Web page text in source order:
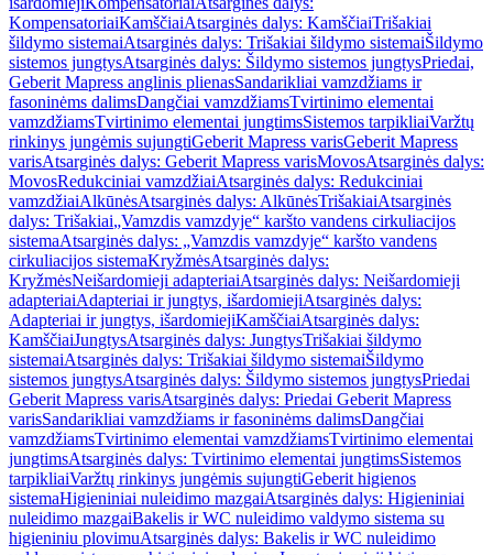
KompensatoriaiKamščiaiAtsarginės dalys: KamščiaiTrišakiai
šildymo sistemaiAtsarginės dalys: Trišakiai šildymo sistemaiŠildymo
sistemos jungtysAtsarginės dalys: Šildymo sistemos jungtysPriedai,
Geberit Mapress anglinis plienasSandarikliai vamzdžiams ir
fasoninėms dalimsDangčiai vamzdžiamsTvirtinimo elementai
vamzdžiamsTvirtinimo elementai jungtimsSistemos tarpikliaiVaržtų
rinkinys jungėmis sujungtiGeberit Mapress varisGeberit Mapress
varisAtsarginės dalys: Geberit Mapress varisMovosAtsarginės dalys:
MovosRedukciniai vamzdžiaiAtsarginės dalys: Redukciniai
vamzdžiaiAlkūnėsAtsarginės dalys: AlkūnėsTrišakiaiAtsarginės
dalys: Trišakiai„Vamzdis vamzdyje“ karšto vandens cirkuliacijos
sistemaAtsarginės dalys: „Vamzdis vamzdyje“ karšto vandens
cirkuliacijos sistemaKryžmėsAtsarginės dalys:
KryžmėsNeišardomieji adapteriaiAtsarginės dalys: Neišardomieji
adapteriaiAdapteriai ir jungtys, išardomiejiAtsarginės dalys:
Adapteriai ir jungtys, išardomiejiKamščiaiAtsarginės dalys:
KamščiaiJungtysAtsarginės dalys: JungtysTrišakiai šildymo
sistemaiAtsarginės dalys: Trišakiai šildymo sistemaiŠildymo
sistemos jungtysAtsarginės dalys: Šildymo sistemos jungtysPriedai
Geberit Mapress varisAtsarginės dalys: Priedai Geberit Mapress
varisSandarikliai vamzdžiams ir fasoninėms dalimsDangčiai
vamzdžiamsTvirtinimo elementai vamzdžiamsTvirtinimo elementai
jungtimsAtsarginės dalys: Tvirtinimo elementai jungtimsSistemos
tarpikliaiVaržtų rinkinys jungėmis sujungtiGeberit higienos
sistemaHigieniniai nuleidimo mazgaiAtsarginės dalys: Higieniniai
nuleidimo mazgaiBakelis ir WC nuleidimo valdymo sistema su
higieniniu plovimuAtsarginės dalys: Bakelis ir WC nuleidimo